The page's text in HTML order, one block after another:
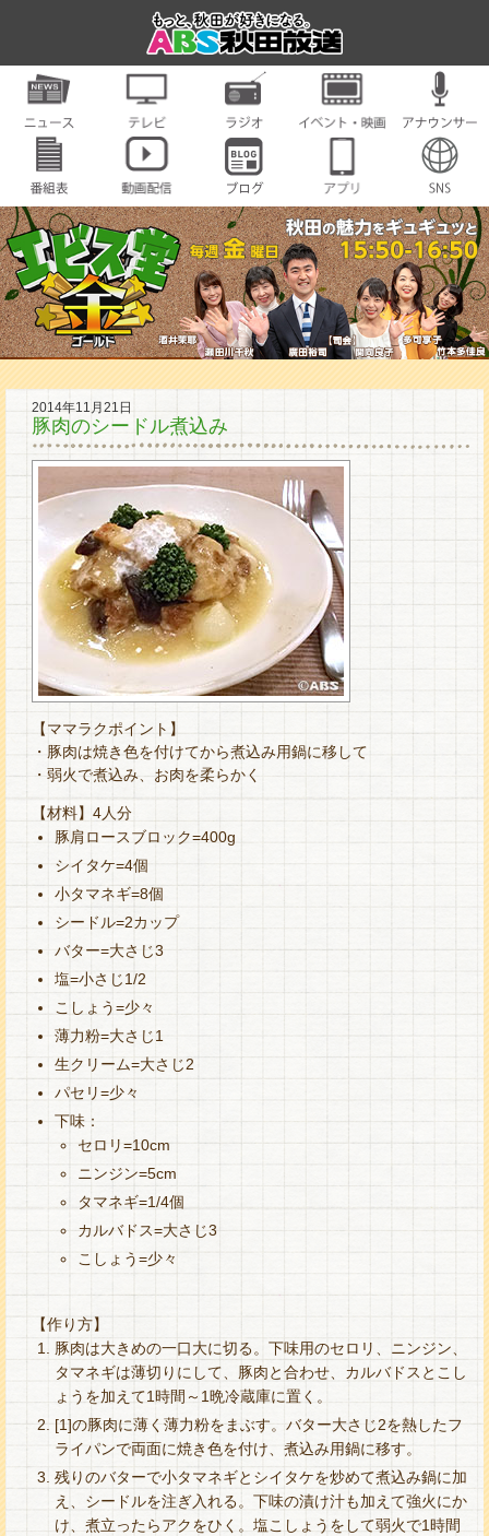
2014年11月21日
豚肉のシードル煮込み
【ママラクポイント】
・豚肉は焼き色を付けてから煮込み用鍋に移して
・弱火で煮込み、お肉を柔らかく
【材料】4人分
豚肩ロースブロック=400g
シイタケ=4個
小タマネギ=8個
シードル=2カップ
バター=大さじ3
塩=小さじ1/2
こしょう=少々
薄力粉=大さじ1
生クリーム=大さじ2
パセリ=少々
下味：
セロリ=10cm
ニンジン=5cm
タマネギ=1/4個
カルバドス=大さじ3
こしょう=少々
【作り方】
豚肉は大きめの一口大に切る。下味用のセロリ、ニンジン、
タマネギは薄切りにして、豚肉と合わせ、カルバドスとこし
ょうを加えて1時間～1晩冷蔵庫に置く。
[1]の豚肉に薄く薄力粉をまぶす。バター大さじ2を熱したフ
ライパンで両面に焼き色を付け、煮込み用鍋に移す。
残りのバターで小タマネギとシイタケを炒めて煮込み鍋に加
え、シードルを注ぎ入れる。下味の漬け汁も加えて強火にか
け、煮立ったらアクをひく。塩こしょうをして弱火で1時間